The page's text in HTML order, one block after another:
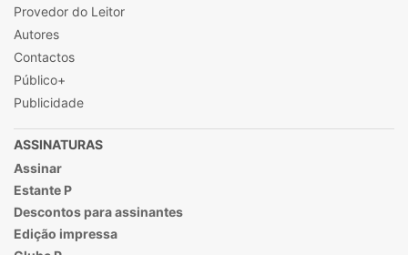
Provedor do Leitor
Autores
Contactos
Público+
Publicidade
ASSINATURAS
Assinar
Estante P
Descontos para assinantes
Edição impressa